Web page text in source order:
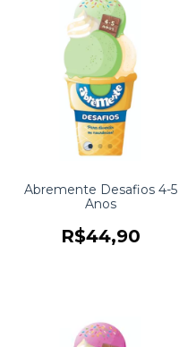
Abremente Desafios 4-5
Anos
R$44,90